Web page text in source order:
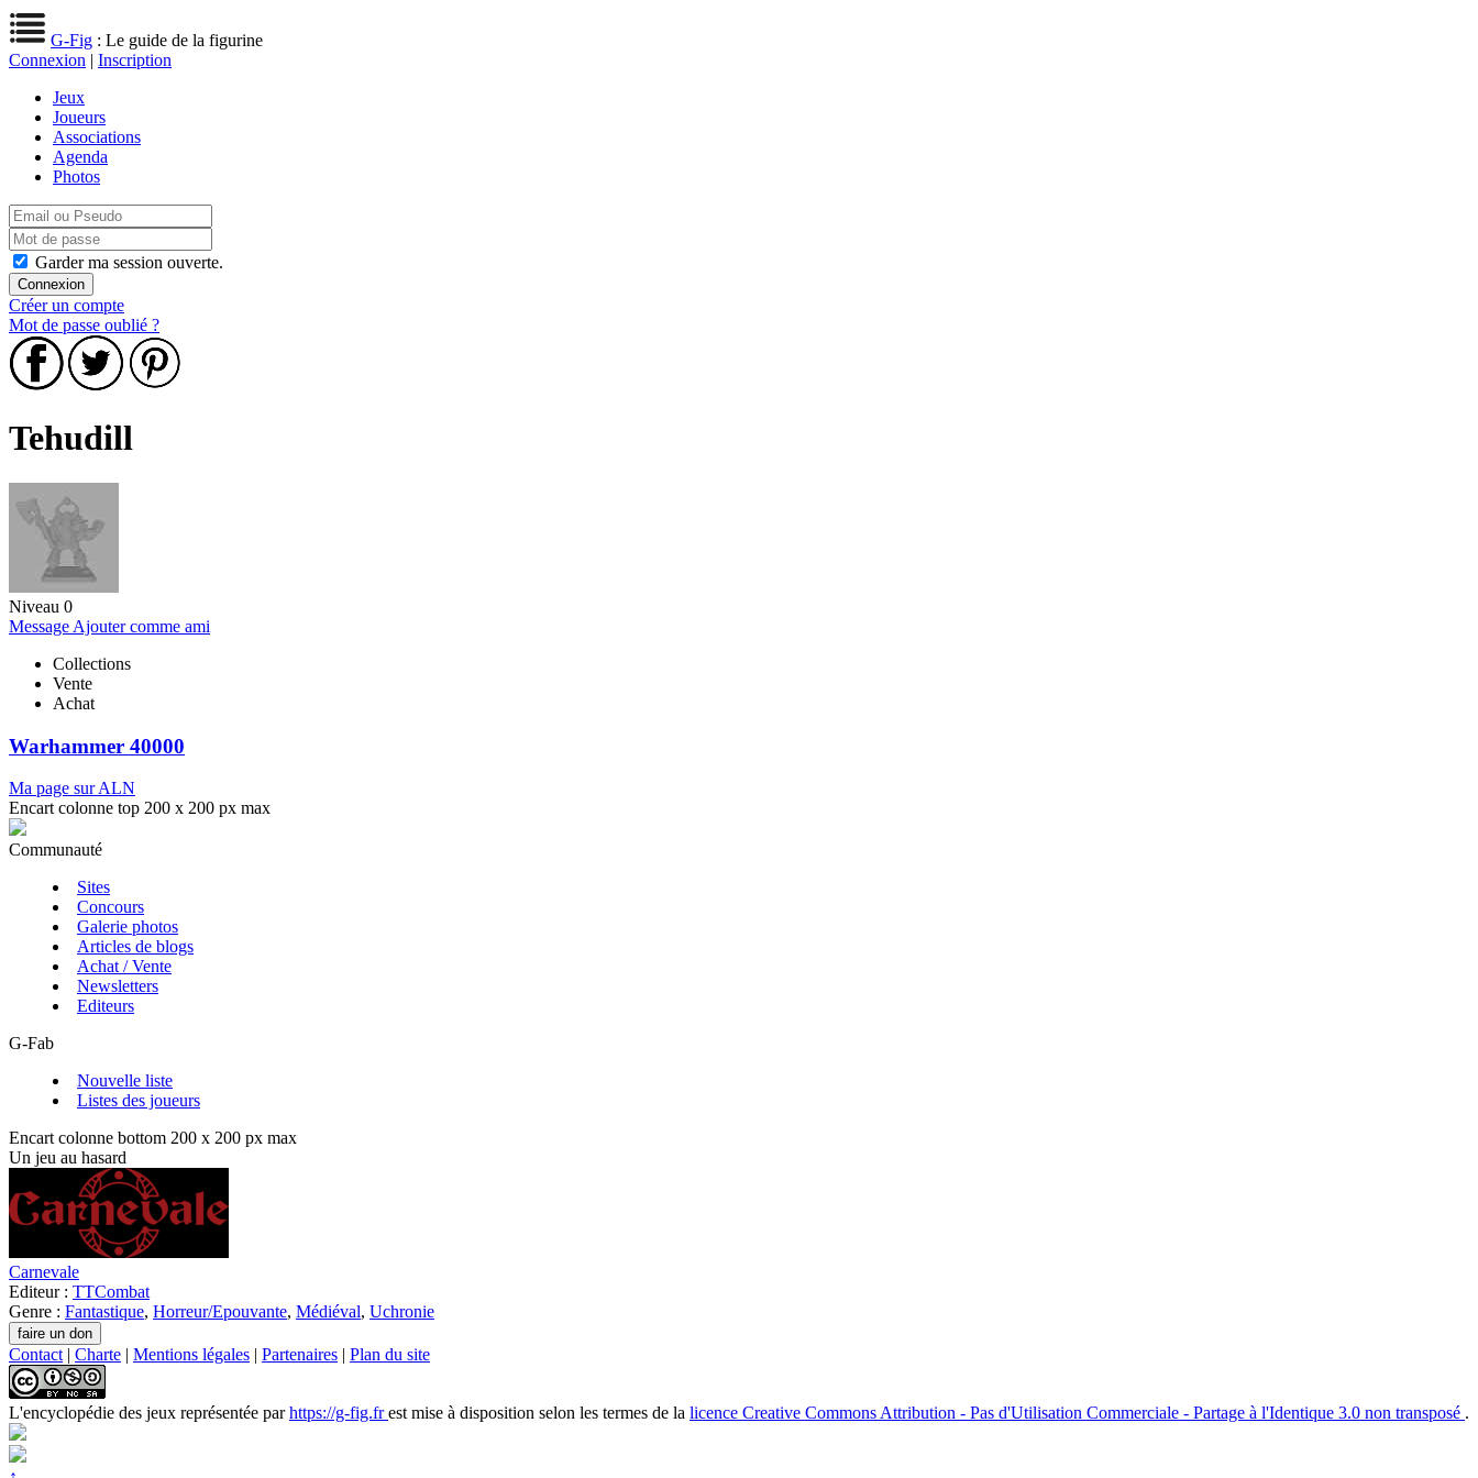
G-Fig : Le guide de la figurine
Connexion | Inscription
Jeux
Joueurs
Associations
Agenda
Photos
Garder ma session ouverte.
Créer un compte
Mot de passe oublié ?
Tehudill
Niveau 0
Message Ajouter comme ami
Collections
Vente
Achat
Warhammer 40000
Ma page sur ALN
Encart colonne top 200 x 200 px max
Communauté
Sites
Concours
Galerie photos
Articles de blogs
Achat / Vente
Newsletters
Editeurs
G-Fab
Nouvelle liste
Listes des joueurs
Encart colonne bottom 200 x 200 px max
Un jeu au hasard
Carnevale
Editeur : TTCombat
Genre : Fantastique, Horreur/Epouvante, Médiéval, Uchronie
Contact | Charte | Mentions légales | Partenaires | Plan du site
L'encyclopédie des jeux représentée parhttps://g-fig.frest mise à disposition selon les termes de la licence Creative Commons Attribution - Pas d'Utilisation Commerciale - Partage à l'Identique 3.0 non transposé .